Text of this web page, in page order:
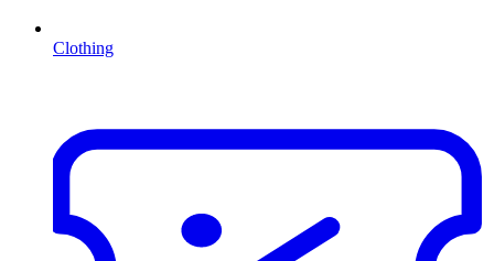
Clothing